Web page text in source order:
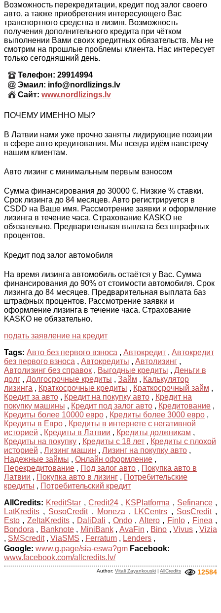
Возможность перекредитации, кредит под залог своего
авто, а также приобретения интересующего Вас
транспортного средства в лизинг. Возможность
получения дополнительного кредита при чётком
выполнении Вами своих кредитных обязательств. Мы не
смотрим на прошлые проблемы клиента. Нас интересует
только сегодняшний день.
Телефон: 29914994
Эмаил: info@nordlizings.lv
Сайт: www.nordlizings.lv
ПОЧЕМУ ИМЕННО МЫ?
В Латвии нами уже прочно заняты лидирующие позиции
в сфере авто кредитования. Мы всегда идём навстречу
нашим клиентам.
Авто лизинг с минимальным первым взносом
Сумма финансирования до 30000 €. Низкие % ставки.
Срок лизинга до 84 месяцев. Авто регистрируется в
CSDD на Ваше имя. Рассмотрение заявки и оформление
лизинга в течение часа. Страхование KASKO не
обязательно. Предварительная выплата без штрафных
процентов.
Кредит под залог автомобиля
На время лизинга автомобиль остаётся у Вас. Сумма
финансирования до 90% от стоимости автомобиля. Срок
лизинга до 84 месяцев. Предварительная выплата баз
штрафных процентов. Рассмотрение заявки и
оформление лизинга в течение часа. Страхование
KASKO не обязательно.
подать заявление на кредит
Tags: Авто без первого взноса , Автокредит , Автокредит
без первого взноса , Автокредиты , Автолизинг ,
Автолизинг без справок , Выгодные кредиты , Деньги в
долг , Долгосрочные кредиты , Займ , Калькулятор
лизинга , Краткосрочные кредиты , Краткосрочный займ ,
Кредит за авто , Кредит на покупку авто , Кредит на
покупку машины , Кредит под залог авто , Кредитование ,
Кредиты более 10000 евро , Кредиты более 3000 евро ,
Кредиты в Евро , Кредиты в интернете с негативной
историей , Кредиты в Латвии , Кредиты должникам ,
Кредиты на покупку , Кредиты с 18 лет , Кредиты с плохой
историей , Лизинг машин , Лизинг на покупку авто ,
Надежные займы , Онлайн оформление ,
Перекредитование , Под залог авто , Покупка авто в
Латвии , Покупка авто в лизинг , Потребительские
кредиты , Потребительский кредит
AllCredits: KreditStar , Credit24, KSPlatforma , Sefinance,
LatKredits , SosoCredit, Moneza , LKCentrs , SosCredit,
Esto , ZeltaKredits, DaliDali , Ondo, Altero, Finlo, Finea ,
Bondora , Banknote, MiniBank, AvaFin , Bino ,Vivus ,Vizia
, SMScredit, ViaSMS , Ferratum , Lenders ,
Google: www.g.page/sia-eswa?gm Facebook:
www.facebook.com/allcredits.lv/
12584
Author: Vitali Zayankouski | AllCredits